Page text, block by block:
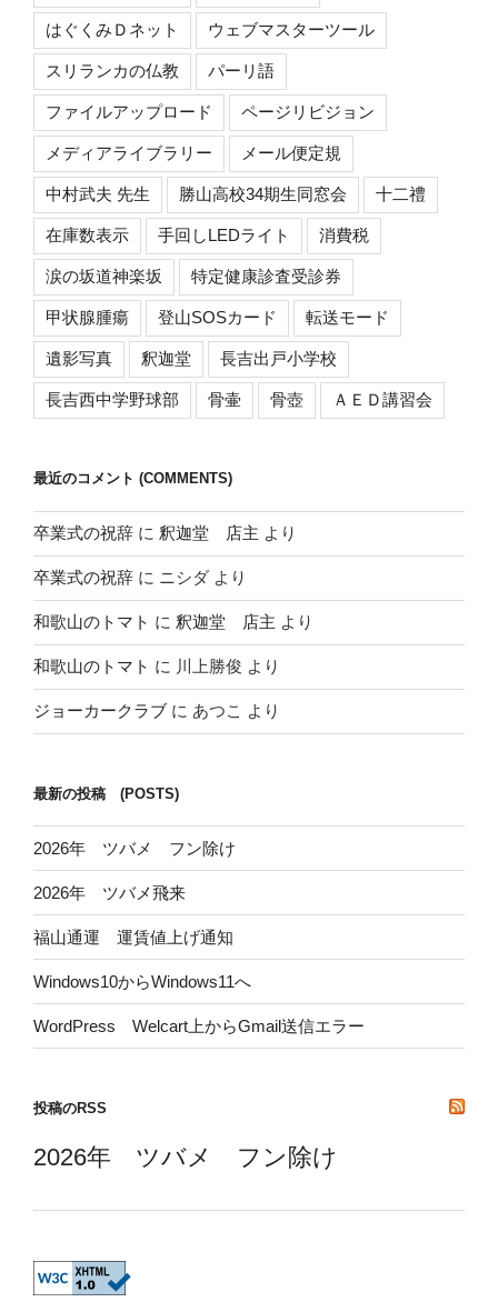
はぐくみＤネット ウェブマスターツール
スリランカの仏教 パーリ語
ファイルアップロード ページリビジョン
メディアライブラリー メール便定規
中村武夫 先生 勝山高校34期生同窓会 十二禮
在庫数表示 手回しLEDライト 消費税
涙の坂道神楽坂 特定健康診査受診券
甲状腺腫瘍 登山SOSカード 転送モード
遺影写真 釈迦堂 長吉出戸小学校
長吉西中学野球部 骨壷 骨壺 ＡＥＤ講習会
最近のコメント (COMMENTS)
卒業式の祝辞 に 釈迦堂 店主 より
卒業式の祝辞 に ニシダ より
和歌山のトマト に 釈迦堂 店主 より
和歌山のトマト に 川上勝俊 より
ジョーカークラブ に あつこ より
最新の投稿 (POSTS)
2026年 ツバメ フン除け
2026年 ツバメ飛来
福山通運 運賃値上げ通知
Windows10からWindows11へ
WordPress Welcart上からGmail送信エラー
投稿のRSS
2026年 ツバメ フン除け